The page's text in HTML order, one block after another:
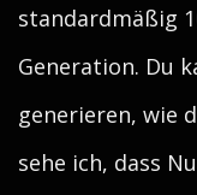
standardmäßig
Generation. Du
generieren, wie
sehe ich, dass